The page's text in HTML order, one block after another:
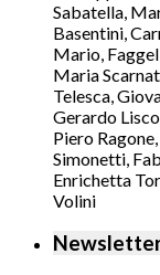
Sabatella,
Basentini,
Mario,
Maria
Telesca,
Gerardo
Piero
Simonetti,
Enrichetta
Volini